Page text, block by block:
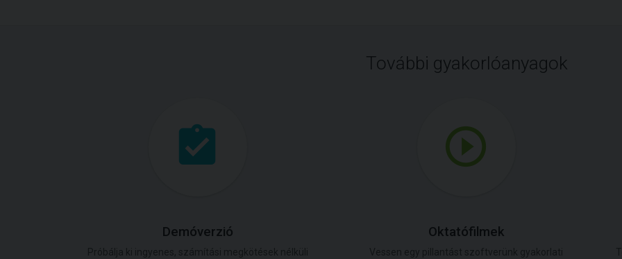
További gyakorlóanyagok
Demóverzió Oktatófilmek